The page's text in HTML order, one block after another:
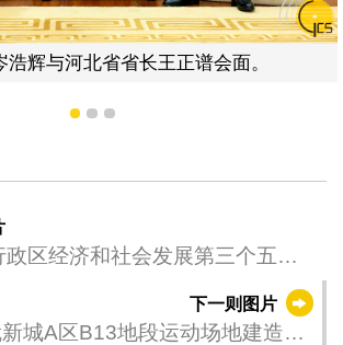
浩辉与河北省省长王正谱会面。
1 2 3
政区经济和社会发展第三个五年
年）》公开咨询首场公众专场
下一则图片
城A区B13地段运动场地建造工